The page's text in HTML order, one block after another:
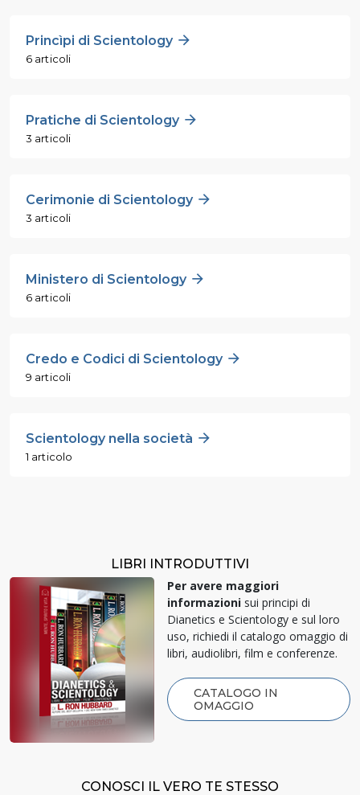
Princìpi di Scientology
6 articoli
Pratiche di Scientology
3 articoli
Cerimonie di Scientology
3 articoli
Ministero di Scientology
6 articoli
Credo e Codici di Scientology
9 articoli
Scientology nella società
1 articolo
LIBRI INTRODUTTIVI
Per avere maggiori
informazioni sui principi di
Dianetics e Scientology e sul loro
uso, richiedi il catalogo omaggio di
libri, audiolibri, film e conferenze.
CATALOGO IN
OMAGGIO
CONOSCI IL VERO TE STESSO